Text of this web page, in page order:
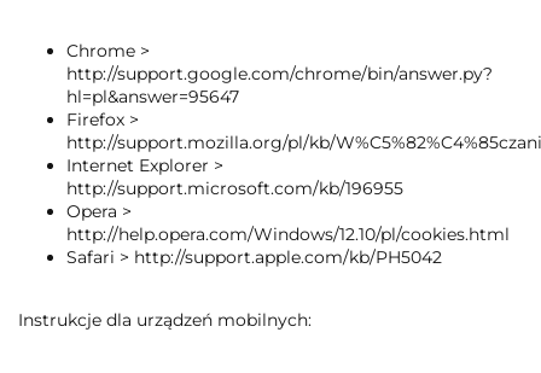
Chrome >
http://support.google.com/chrome/bin/answer.py?
hl=pl&answer=95647
Firefox >
http://support.mozilla.org/pl/kb/
Internet Explorer >
http://support.microsoft.com/kb/196955
Opera >
http://help.opera.com/Windows/12.10/pl/cookies.html
Safari > http://support.apple.com/kb/PH5042
Instrukcje dla urządzeń mobilnych: